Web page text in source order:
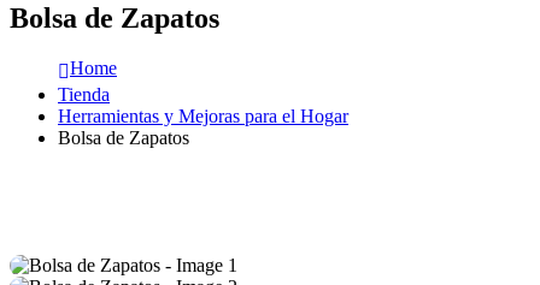
Bolsa de Zapatos
Home
Tienda
Herramientas y Mejoras para el Hogar
Bolsa de Zapatos